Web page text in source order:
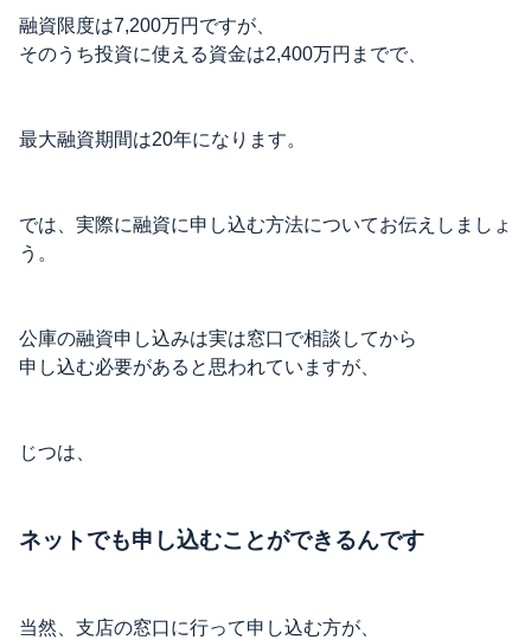
融資限度は7,200万円ですが、
そのうち投資に使える資金は2,400万円までで、
最大融資期間は20年になります。
では、実際に融資に申し込む方法についてお伝えしましょ
う。
公庫の融資申し込みは実は窓口で相談してから
申し込む必要があると思われていますが、
じつは、
ネットでも申し込むことができるんです
当然、支店の窓口に行って申し込む方が、